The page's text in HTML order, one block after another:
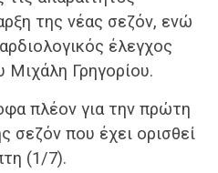
της νέας σεζόν, ενώ
έλεγχος
Γρηγορίου.
πλέον για την πρώτη
σεζόν που έχει ορισθεί
(1/7).